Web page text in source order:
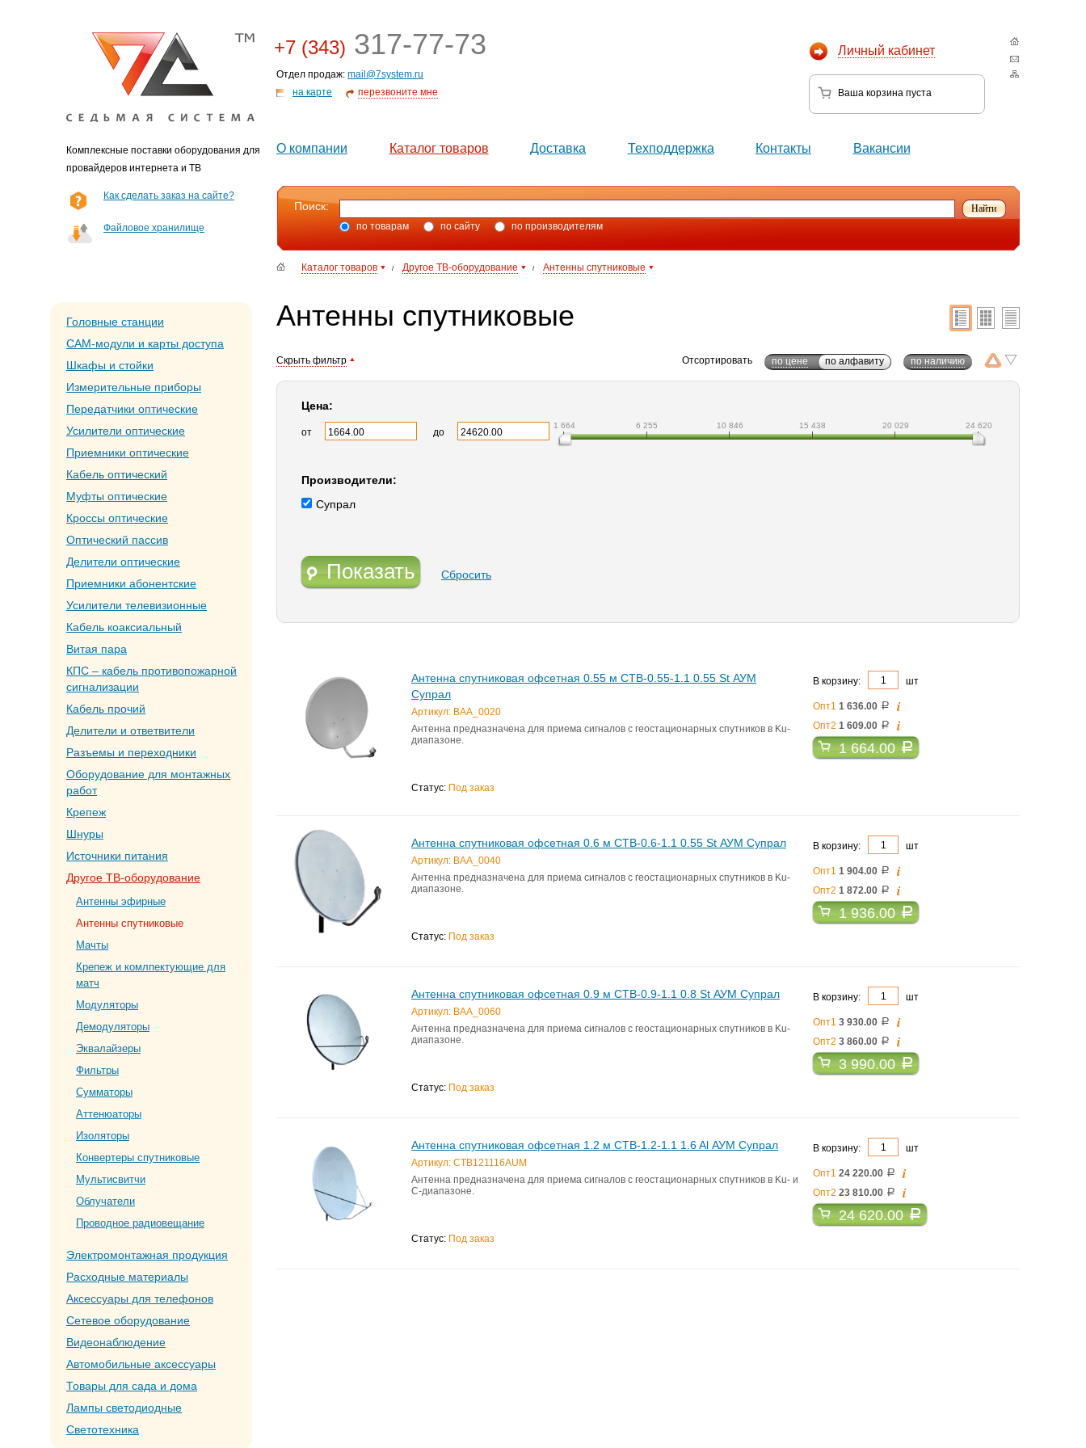
Комплексные поставки оборудования для
провайдеров интернета и ТВ
Личный кабинет
Ваша корзина пуста
+7 (343) 317-77-73
Отдел продаж: mail@7system.ru
на карте
перезвоните мне
О компании Каталог товаров Доставка Техподдержка Контакты Вакансии
Как сделать заказ на сайте?
Файловое хранилище
Поиск:
по товарам по сайту по производителям
Каталог товаров / Другое ТВ-оборудование / Антенны спутниковые
Головные станции
CAM-модули и карты доступа
Шкафы и стойки
Измерительные приборы
Передатчики оптические
Усилители оптические
Приемники оптические
Кабель оптический
Муфты оптические
Кроссы оптические
Оптический пассив
Делители оптические
Приемники абонентские
Усилители телевизионные
Кабель коаксиальный
Витая пара
КПС – кабель противопожарной
сигнализации
Кабель прочий
Делители и ответвители
Разъемы и переходники
Оборудование для монтажных
работ
Крепеж
Шнуры
Источники питания
Другое ТВ-оборудование
Антенны эфирные
Антенны спутниковые
Мачты
Крепеж и комлпектующие для
матч
Модуляторы
Демодуляторы
Эквалайзеры
Фильтры
Сумматоры
Аттенюаторы
Изоляторы
Конвертеры спутниковые
Мультисвитчи
Облучатели
Проводное радиовещание
Электромонтажная продукция
Расходные материалы
Аксессуары для телефонов
Сетевое оборудование
Видеонаблюдение
Автомобильные аксессуары
Товары для сада и дома
Лампы светодиодные
Светотехника
Антенны спутниковые
Отсортировать по цене по алфавиту по наличию
Скрыть фильтр
Цена:
от до
1 664 6 255 10 846 15 438 20 029 24 620
Производители:
Супрал
Показать Сбросить
Антенна спутниковая офсетная 0.55 м СТВ-0.55-1.1 0.55 St АУМ
Супрал
Артикул: BAA_0020
Антенна предназначена для приема сигналов с геостационарных спутников в Ku-
диапазоне.
Статус: Под заказ
В корзину: шт
Опт1 1 636.00 a i
Опт2 1 609.00 a i
1 664.00a
Антенна спутниковая офсетная 0.6 м СТВ-0.6-1.1 0.55 St АУМ Супрал
Артикул: BAA_0040
Антенна предназначена для приема сигналов с геостационарных спутников в Ku-
диапазоне.
Статус: Под заказ
В корзину: шт
Опт1 1 904.00 a i
Опт2 1 872.00 a i
1 936.00a
Антенна спутниковая офсетная 0.9 м СТВ-0.9-1.1 0.8 St АУМ Супрал
Артикул: BAA_0060
Антенна предназначена для приема сигналов с геостационарных спутников в Ku-
диапазоне.
Статус: Под заказ
В корзину: шт
Опт1 3 930.00 a i
Опт2 3 860.00 a i
3 990.00a
Антенна спутниковая офсетная 1.2 м CTB-1.2-1.1 1.6 Al АУМ Супрал
Артикул: CTB121116AUM
Антенна предназначена для приема сигналов с геостационарных спутников в Ku- и
С-диапазоне.
Статус: Под заказ
В корзину: шт
Опт1 24 220.00 a i
Опт2 23 810.00 a i
24 620.00a